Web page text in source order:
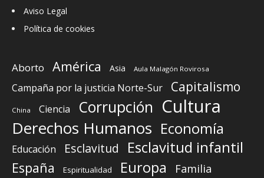
Aviso Legal
Política de cookies
Aborto América Asia Aula Malagón Rovirosa
Campaña por la justicia Norte-Sur Capitalismo
China Ciencia Corrupción Cultura
Derechos Humanos Economía
Educación Esclavitud Esclavitud infantil
España Espiritualidad Europa Familia